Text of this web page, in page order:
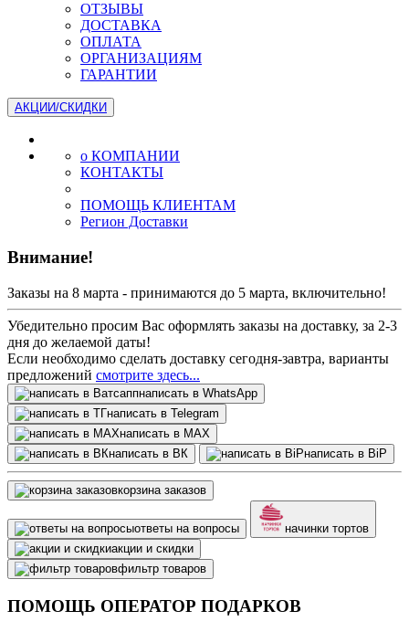
ОТЗЫВЫ
ДОСТАВКА
ОПЛАТА
ОРГАНИЗАЦИЯМ
ГАРАНТИИ
АКЦИИ/СКИДКИ
о КОМПАНИИ
КОНТАКТЫ
ПОМОЩЬ КЛИЕНТАМ
Регион Доставки
Внимание!
Заказы на 8 марта - принимаются до 5 марта, включительно!
Убедительно просим Вас оформлять заказы на доставку, за 2-3
дня до желаемой даты!
Если необходимо сделать доставку сегодня-завтра, варианты
предложений смотрите здесь...
написать в WhatsApp
написать в Telegram
написать в МАХ
написать в ВК
написать в BiP
корзина заказов
ответы на вопросы
начинки тортов
акции и скидки
фильтр товаров
ПОМОЩЬ ОПЕРАТОР ПОДАРКОВ